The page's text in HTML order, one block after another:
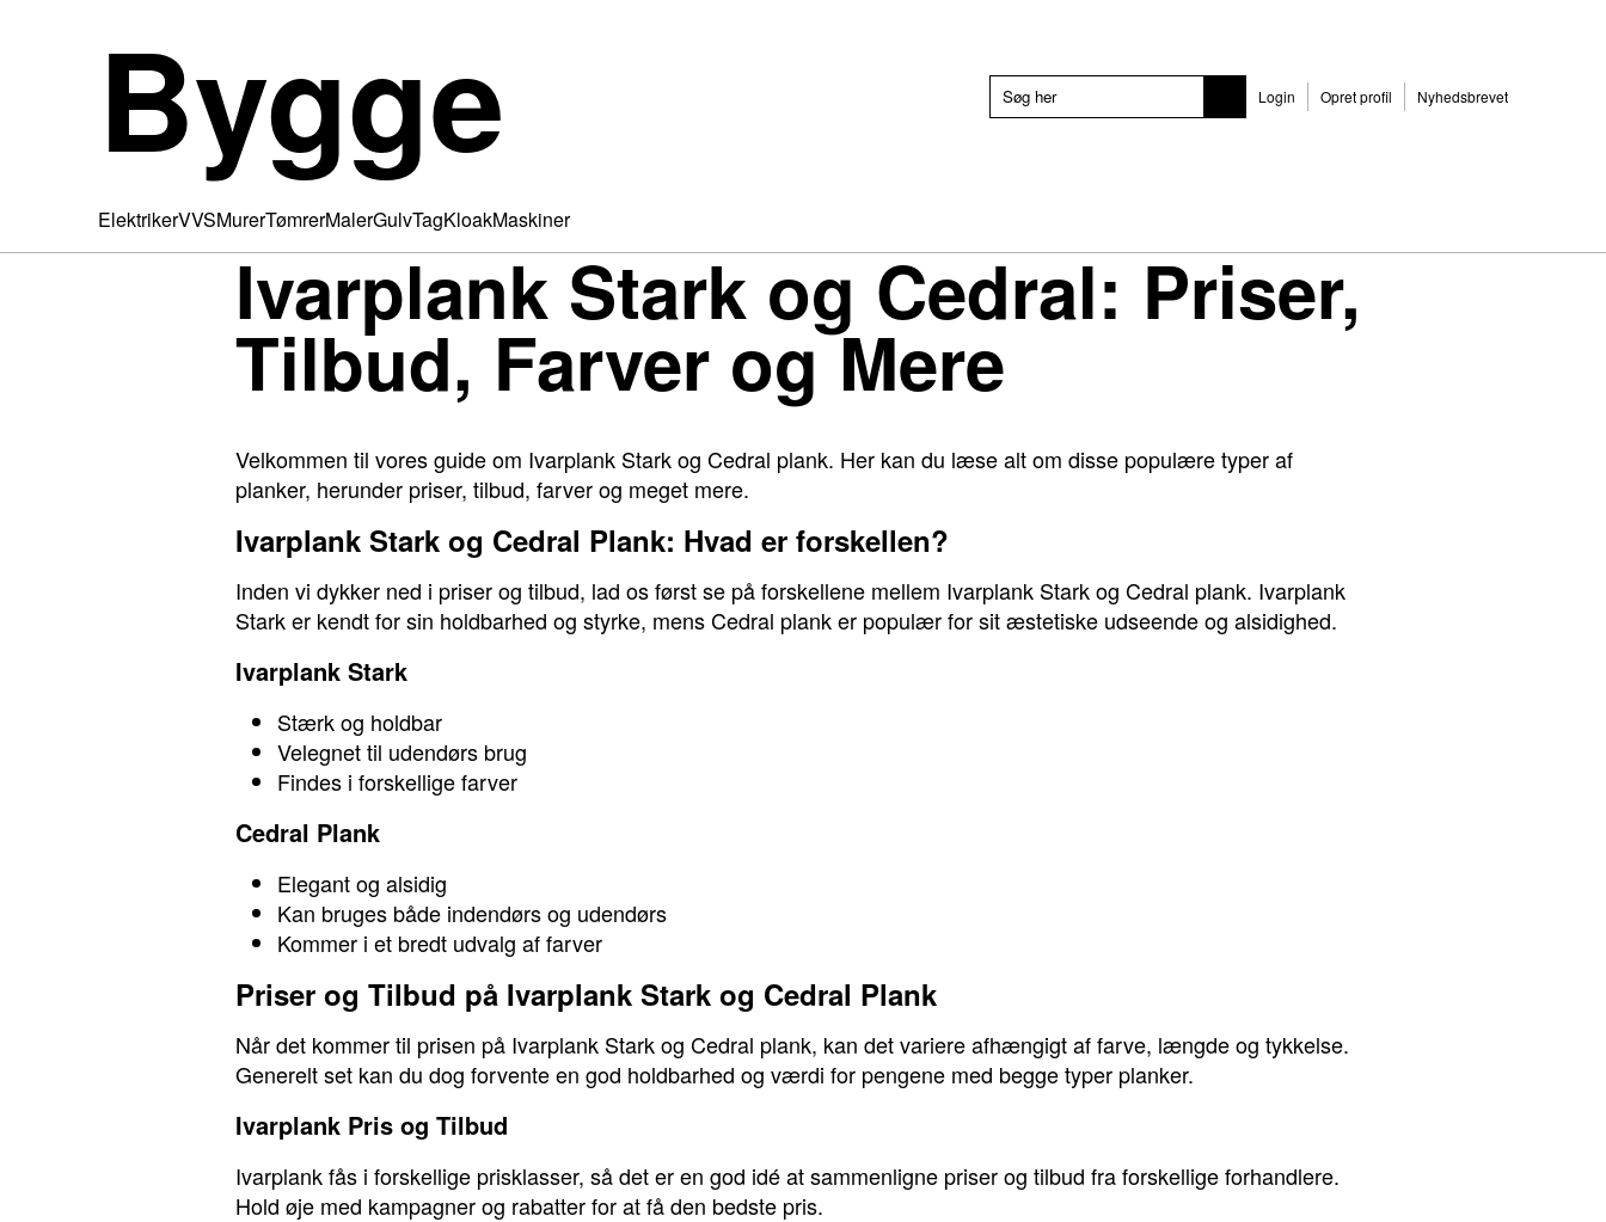
Bygge Login Opret profil Nyhedsbrevet
ElektrikerVVSMurerTømrerMalerGulvTagKloakMaskiner
Ivarplank Stark og Cedral: Priser,
Tilbud, Farver og Mere
Velkommen til vores guide om Ivarplank Stark og Cedral plank. Her kan du læse alt om disse populære typer af
planker, herunder priser, tilbud, farver og meget mere.
Ivarplank Stark og Cedral Plank: Hvad er forskellen?
Inden vi dykker ned i priser og tilbud, lad os først se på forskellene mellem Ivarplank Stark og Cedral plank. Ivarplank
Stark er kendt for sin holdbarhed og styrke, mens Cedral plank er populær for sit æstetiske udseende og alsidighed.
Ivarplank Stark
Stærk og holdbar
Velegnet til udendørs brug
Findes i forskellige farver
Cedral Plank
Elegant og alsidig
Kan bruges både indendørs og udendørs
Kommer i et bredt udvalg af farver
Priser og Tilbud på Ivarplank Stark og Cedral Plank
Når det kommer til prisen på Ivarplank Stark og Cedral plank, kan det variere afhængigt af farve, længde og tykkelse.
Generelt set kan du dog forvente en god holdbarhed og værdi for pengene med begge typer planker.
Ivarplank Pris og Tilbud
Ivarplank fås i forskellige prisklasser, så det er en god idé at sammenligne priser og tilbud fra forskellige forhandlere.
Hold øje med kampagner og rabatter for at få den bedste pris.